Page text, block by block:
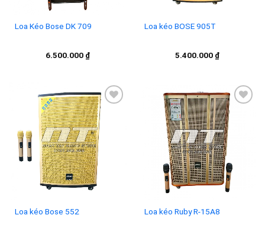
Loa Kéo Bose DK 709
6.500.000 ₫
Loa kéo BOSE 905T
5.400.000 ₫
Add to
wishlist
Loa kéo Bose 552
Add to
wishlist
Loa kéo Ruby R-15A8